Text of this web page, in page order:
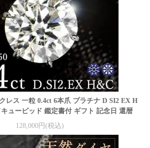
レス 一粒 0.4ct 6本爪 プラチナ D SI2 EX H
ューピッド 鑑定書付 ギフト 記念日 還暦
128,000円(税込)